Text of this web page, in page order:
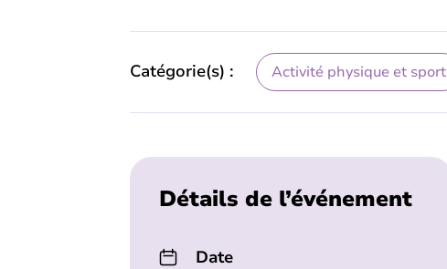
Catégorie(s) : Activité physique et sport
Détails de l’événement
Date